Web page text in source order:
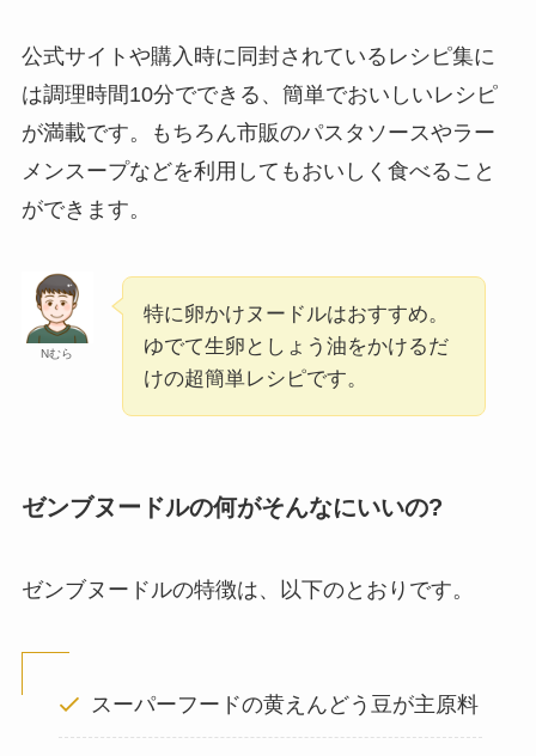
公式サイトや購入時に同封されているレシピ集に
は調理時間10分でできる、簡単でおいしいレシピ
が満載です。もちろん市販のパスタソースやラー
メンスープなどを利用してもおいしく食べること
ができます。
Nむら
特に卵かけヌードルはおすすめ。
ゆでて生卵としょう油をかけるだ
けの超簡単レシピです。
ゼンブヌードルの何がそんなにいいの?
ゼンブヌードルの特徴は、以下のとおりです。
スーパーフードの黄えんどう豆が主原料